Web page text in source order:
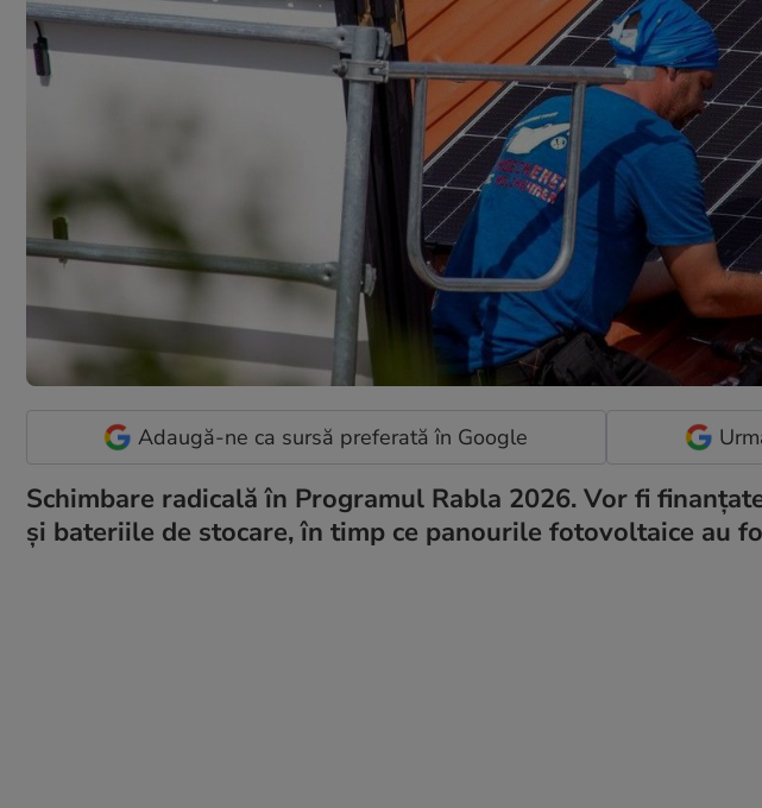
Adaugă-ne ca sursă preferată în Google
Schimbare radicală în Programul Rabla 2026. Vor fi
și bateriile de stocare, în timp ce panourile fotovoltaice au